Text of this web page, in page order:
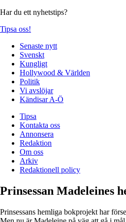
Har du ett nyhetstips?
Tipsa oss!
Senaste nytt
Svenskt
Kungligt
Hollywood & Världen
Politik
Vi avslöjar
Kändisar A-Ö
Tipsa
Kontakta oss
Annonsera
Redaktion
Om oss
Arkiv
Redaktionell policy
Prinsessan Madeleines
Prinsessans hemliga bokprojekt har